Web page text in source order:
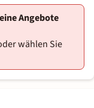
Angebote
wählen Sie